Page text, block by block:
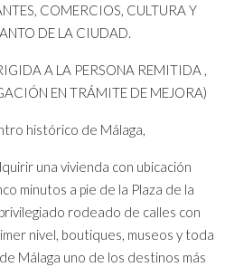
COMERCIOS, CULTURA Y
DE LA CIUDAD.
A LA PERSONA REMITIDA ,
EN TRÁMITE DE MEJORA)
histórico de Málaga,
una vivienda con ubicación
minutos a pie de la Plaza de la
rodeado de calles con
nivel, boutiques, museos y toda
Málaga uno de los destinos más